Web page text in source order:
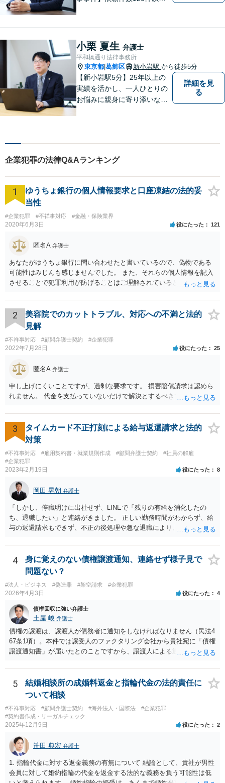
豊富な対応実績。セカンドオ
ピニオンも可能です【初回相
談無料】【夜間／土日祝日対
応可】
小栗 夏生 弁護士
平和橋通り法律事務所
東京都 葛飾区 新小岩駅 から徒歩5分
【新小岩駅5分】25年以上の
実績を活かし、一人ひとりの
お悩みに親身に寄り添いなが
や未来を見据えたサポートを
大切にしています。【休日や
夜間相談も柔軟に対応】【WE
B相談可】
詳細を見
る
企業犯罪の法律Q&Aランキング
1
ゆうちょ銀行の個人情報要求と口座凍結の法的妥
当性
#企業犯罪 #不祥事対応 #金融・保険業界
2020年6月3日 役にたった 121
匿名A 弁護士
あなたがゆうちょ銀行に問い合わせたと書いているので、偽物である
可能性はみじんも感じませんでした。 また、それらの個人情報を記入
させることで犯罪利用が防げることはご理解されているとおりです。
士に同意を求めているだけです。 最初の回答では分かりづらかったの
かもしれませんが、質問にわかりやすく答えると「法的に許される」
が答えになります。 補足でアドバイスしておきますと、今私に反論し
てきたその内容をゆうちょ銀行にぶつければいいとおもいます。 もっ
とも、ぶつけられたゆうちょ銀行があなたと契約するかは法律上ゆう
ちょ銀行の自由です。
2
美容院でのカットトラブル、対応への不満と法的
見解
#不祥事対応 #顧問弁護士契約 #企業犯罪
2022年7月28日 役にたった 25
匿名A 弁護士
申し上げにくいことですが、過剰な要求です。 損害賠償請求は認めら
れません。 代金を支払っていないだけで解決とするべきでしょう。
3
タイムカード不正打刻による給与返還請求と法的
対策
#不祥事対応 #雇用契約書・就業規則作成 #顧問弁護士契約
#社員の解雇
#企業犯罪
2023年2月19日 役にたった 8
岡田 晃朝 弁護士
「しかし、停職明けに出社せず、LINEで「残りの有給を消化したの
ち、退職したい」と連絡がきました。 正しい勤務時間がわからず、給
与の返還請求もできず、不正の後処理や急な退職により、社や他のス
状況です。」 大変悪質ですね。打刻場所のデータと、これまでのタイ
ムカードの虚偽を確認し、突き付けて責任を問題にすることになるで
しょう。 詐欺もありうるでしょうね。 「正しい時間がわからないとい
うタイムカード不正打刻による返還請求はどのようにおこなえばよい
でしょうか？」 想定できる虚偽を前提に、相手と協議して詰めればよ
いかと思います。 確実な記録があれば、それによるのがよいですが、
すべては不可能でしょうので。 相手の言動には早急には返事をせずに
弁護士と相談しながら、対応策を検討する方がよいでしょう。 また、
返還が難しい場合、損害賠償を請求する事はできますでしょうか？ 法
的には可能ですが、立証の問題があります。 協議でも問題にできそう
ですが、調停なども検討できるでしょう。 また、返還請求も損害賠償
請求もせず、「詐欺」として、警察に被害届を出す事は可能でしょう
か？ 内容的には検討できますが、立証は、民事よりさらにワンランク
上がります。 警察に相談されてもよい事案だとは思います。
4
身に覚えのない債権譲渡通知、連絡せず様子見で
問題ない？
#法人・ビジネス #偽造罪 #架空請求 #企業犯罪
2026年4月3日 役にたった 4
債権回収に強い弁護士
土屋 峻 弁護士
債権の譲渡は、譲渡人が債務者に通知をしなければなりません（民法4
67条1項）。本件では譲受人のファクタリング会社から貴社宛に「債権
譲渡通知書」が届いたとのことですから、譲渡人による通知ではない
は、当該ファクタリング会社が詐称譲受人の可能性があるとすら指摘
できるでしょう。 次に、たとえファクタリング会社からの「債権譲渡
通知書」であっても、それが譲渡人の個人事業主の委託を受けてなさ
れていた場合等であり、債務者対抗要件の問題をクリアされていたと
しても、当該ファクタリング会社が譲受債権請求訴訟を提起する場
合、譲受債権の発生原因事実を立証しなければなりません。 「譲渡人
現在・将来ともに存在しないと断言でき」ないということであれば、
この立証の見込みが立たないでしょうから、訴訟になったとしても、
かかる点で争うべきでしょう（といっても否認すれば足りると思いま
す。）。 以上述べましたが、令和7年12月から令和11年までに発生す
る一切の債権となれば、約4年という一定の期間の将来債権譲渡とな
5
結婚相談所の成婚料返金と指輪代金の法的責任に
ついて相談
#不祥事対応 #顧問弁護士契約 #海外法人・国際法
#企業犯罪
#契約書作成・リーガルチェック
2025年12月9日 役にたった 2
笹田 典宏 弁護士
1. 指輪代金に対する返金義務の有無について 結論として、貴社が男性
会員に対して婚約指輪の代金を返金する法的な義務を負う可能性は低